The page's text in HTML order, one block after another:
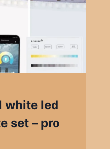
white led
set – pro